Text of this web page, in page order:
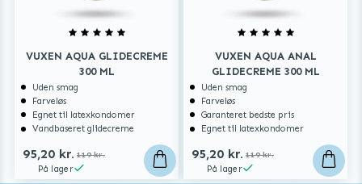
VUXEN AQUA GLIDECREME
300 ML
Uden smag
Farveløs
Egnet til latexkondomer
Vandbaseret glidecreme
95,20 kr. 119 kr.
På lager
VUXEN AQUA ANAL
GLIDECREME 300 ML
Uden smag
Farveløs
Garanteret bedste pris
Egnet til latexkondomer
95,20 kr. 119 kr.
På lager